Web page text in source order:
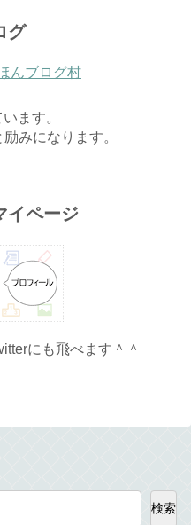
グ
んブログ村
ます。
みになります。
イページ
にも飛べます＾＾
検索